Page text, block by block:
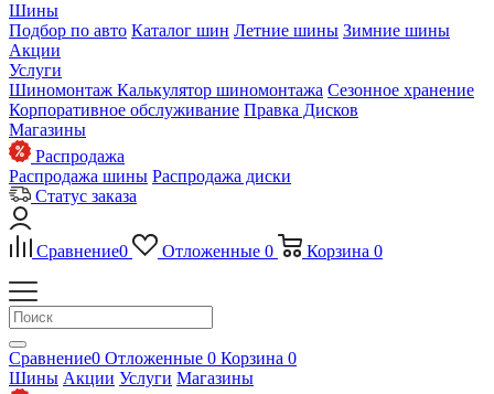
Шины
Подбор по авто Каталог шин Летние шины Зимние шины
Акции
Услуги
Шиномонтаж Калькулятор шиномонтажа Сезонное хранение
Корпоративное обслуживание Правка Дисков
Магазины
Распродажа
Распродажа шины Распродажа диски
Статус заказа
Сравнение0 Отложенные 0 Корзина 0
Сравнение0 Отложенные 0 Корзина 0
Шины Акции Услуги Магазины